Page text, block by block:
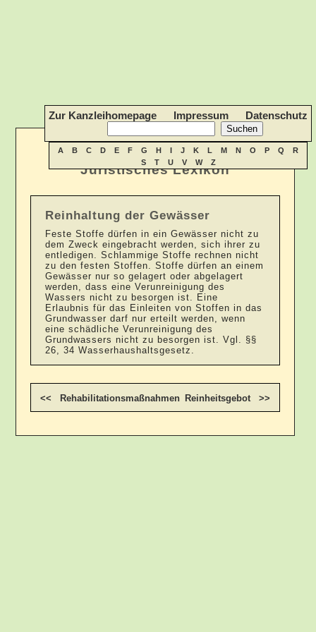
Juristisches Lexikon
Zur Kanzleihomepage Impressum Datenschutz
A B C D E F G H I J K L M N O P Q
R
S
T U V W Z
Reinhaltung der Gewässer
Feste Stoffe dürfen in ein Gewässer nicht zu
dem Zweck eingebracht werden, sich ihrer zu
entledigen. Schlammige Stoffe rechnen nicht
zu den festen Stoffen. Stoffe dürfen an einem
Gewässer nur so gelagert oder abgelagert
werden, dass eine Verunreinigung des
Wassers nicht zu besorgen ist. Eine
Erlaubnis für das Einleiten von Stoffen in das
Grundwasser darf nur erteilt werden, wenn
eine schädliche Verunreinigung des
Grundwassers nicht zu besorgen ist. Vgl. §§
26, 34 Wasserhaushaltsgesetz.
<< Rehabilitationsmaßnahmen Reinheitsgebot >>